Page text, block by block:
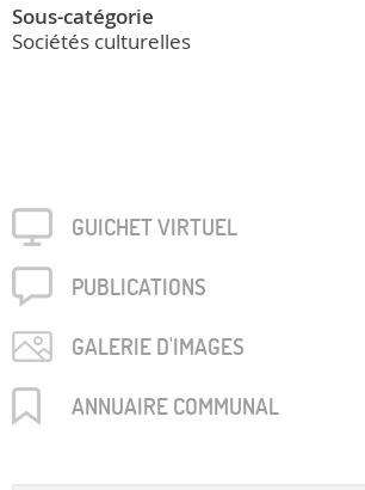
Sous-catégorie
Sociétés culturelles
GUICHET VIRTUEL
PUBLICA­TIONS
GALERIE D'IMAGES
ANNUAIRE COMMUNAL